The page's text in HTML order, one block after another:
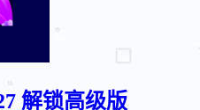
解锁高级版